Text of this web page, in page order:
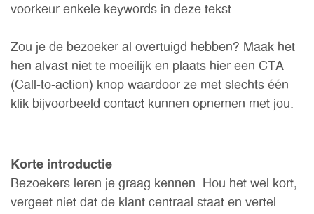
voorkeur enkele keywords in deze tekst.
Zou je de bezoeker al overtuigd hebben? Maak het
hen alvast niet te moeilijk en plaats hier een CTA
(Call-to-action) knop waardoor ze met slechts één
klik bijvoorbeeld contact kunnen opnemen met jou.
Korte introductie
Bezoekers leren je graag kennen. Hou het wel kort,
vergeet niet dat de klant centraal staat en vertel